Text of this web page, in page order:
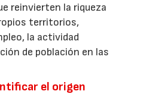
reinvierten la riqueza
territorios,
la actividad
de población en las
el origen